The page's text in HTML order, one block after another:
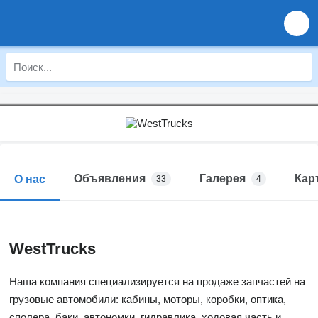
О нас Объявления 33 Галерея 4
WestTrucks
Наша компания специализируется на продаже запчастей на
грузовые автомобили: кабины, моторы, коробки, оптика,